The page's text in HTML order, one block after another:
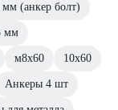
мм (анкер болт)
мм
м8х60 10х60
Анкеры 4 шт